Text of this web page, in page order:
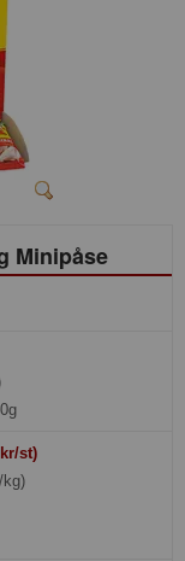
Minipåse
st)
kg)